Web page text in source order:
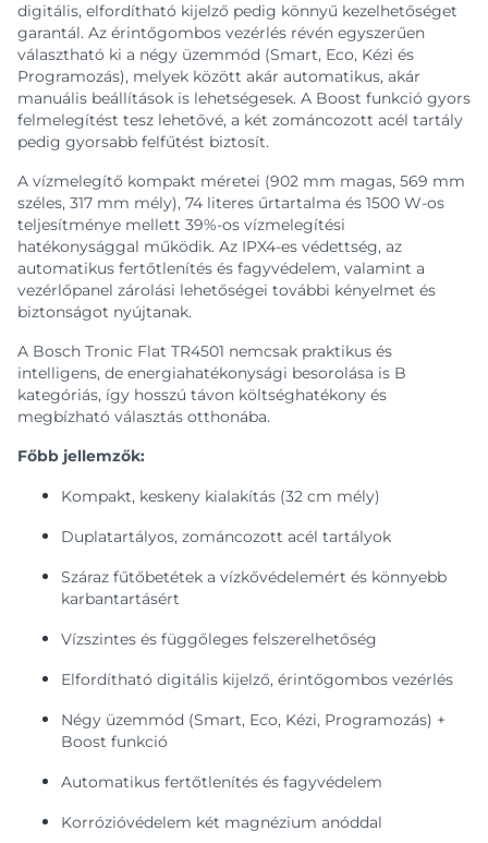
digitális, elfordítható kijelző pedig könnyű kezelhetőséget
garantál. Az érintőgombos vezérlés révén egyszerűen
választható ki a négy üzemmód (Smart, Eco, Kézi és
Programozás), melyek között akár automatikus, akár
manuális beállítások is lehetségesek. A Boost funkció gyors
felmelegítést tesz lehetővé, a két zománcozott acél tartály
pedig gyorsabb felfűtést biztosít.
A vízmelegítő kompakt méretei (902 mm magas, 569 mm
széles, 317 mm mély), 74 literes űrtartalma és 1500 W-os
teljesítménye mellett 39%-os vízmelegítési
hatékonysággal működik. Az IPX4-es védettség, az
automatikus fertőtlenítés és fagyvédelem, valamint a
vezérlőpanel zárolási lehetőségei további kényelmet és
biztonságot nyújtanak.
A Bosch Tronic Flat TR4501 nemcsak praktikus és
intelligens, de energiahatékonysági besorolása is B
kategóriás, így hosszú távon költséghatékony és
megbízható választás otthonába.
Főbb jellemzők:
Kompakt, keskeny kialakítás (32 cm mély)
Duplatartályos, zománcozott acél tartályok
Száraz fűtőbetétek a vízkővédelemért és könnyebb
karbantartásért
Vízszintes és függőleges felszerelhetőség
Elfordítható digitális kijelző, érintőgombos vezérlés
Négy üzemmód (Smart, Eco, Kézi, Programozás) +
Boost funkció
Automatikus fertőtlenítés és fagyvédelem
Korrózióvédelem két magnézium anóddal